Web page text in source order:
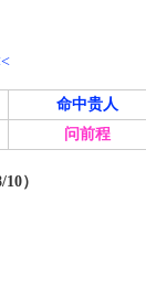
命中贵人
问前程
）